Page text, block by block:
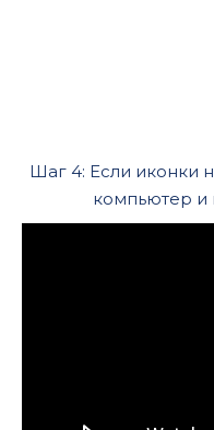
Шаг 4: Если иконки
компьютер и